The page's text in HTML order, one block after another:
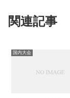
関連記事
国内大会